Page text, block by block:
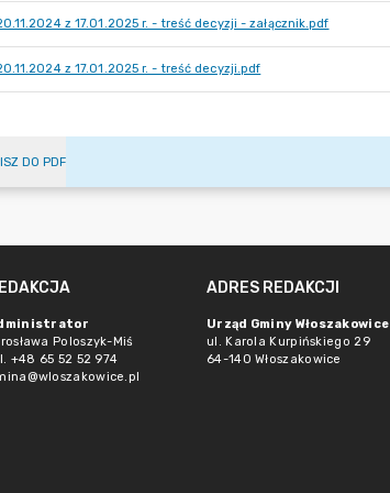
z 17.01.2025 r. - treść decyzji - załącznik.pdf
z 17.01.2025 r. - treść decyzji.pdf
DO PDF
Poloszyk-Miś
+48 65 52 52 974
ADRES REDAKCJI
Urząd Gminy Włoszakowice
ul. Karola Kurpińskiego 29
64-140 Włoszakowice